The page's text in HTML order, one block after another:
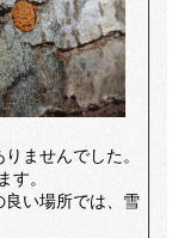
ませんでした。
す。
良い場所では、雪